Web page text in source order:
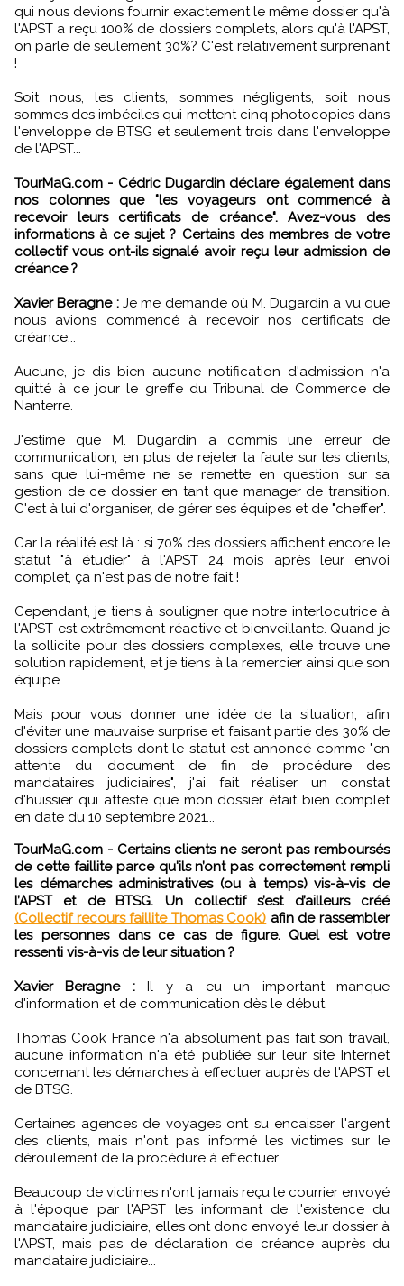
qui nous devions fournir exactement le même dossier qu'à
l'APST a reçu 100% de dossiers complets, alors qu'à l'APST,
on parle de seulement 30%? C'est relativement surprenant
!
Soit nous, les clients, sommes négligents, soit nous
sommes des imbéciles qui mettent cinq photocopies dans
l'enveloppe de BTSG et seulement trois dans l'enveloppe
de l'APST...
TourMaG.com - Cédric Dugardin déclare également dans
nos colonnes que "les voyageurs ont commencé à
recevoir leurs certificats de créance". Avez-vous des
informations à ce sujet ? Certains des membres de votre
collectif vous ont-ils signalé avoir reçu leur admission de
créance ?
Xavier Beragne :Je me demande où M. Dugardin a vu que
nous avions commencé à recevoir nos certificats de
créance...
Aucune, je dis bien aucune notification d'admission n'a
quitté à ce jour le greffe du Tribunal de Commerce de
Nanterre.
J'estime que M. Dugardin a commis une erreur de
communication, en plus de rejeter la faute sur les clients,
sans que lui-même ne se remette en question sur sa
gestion de ce dossier en tant que manager de transition.
C'est à lui d'organiser, de gérer ses équipes et de "cheffer".
Car la réalité est là : si 70% des dossiers affichent encore le
statut "à étudier" à l'APST 24 mois après leur envoi
complet, ça n'est pas de notre fait !
Cependant, je tiens à souligner que notre interlocutrice à
l'APST est extrêmement réactive et bienveillante. Quand je
la sollicite pour des dossiers complexes, elle trouve une
solution rapidement, et je tiens à la remercier ainsi que son
équipe.
Mais pour vous donner une idée de la situation, afin
d'éviter une mauvaise surprise et faisant partie des 30% de
dossiers complets dont le statut est annoncé comme "en
attente du document de fin de procédure des
mandataires judiciaires", j'ai fait réaliser un constat
d'huissier qui atteste que mon dossier était bien complet
en date du 10 septembre 2021...
TourMaG.com - Certains clients ne seront pas remboursés
de cette faillite parce qu'ils n’ont pas correctement rempli
les démarches administratives (ou à temps) vis-à-vis de
l’APST et de BTSG. Un collectif s’est d’ailleurs créé
(Collectif recours faillite Thomas Cook) afin de rassembler
les personnes dans ce cas de figure. Quel est votre
ressenti vis-à-vis de leur situation ?
Xavier Beragne :Il y a eu un important manque
d'information et de communication dès le début.
Thomas Cook France n'a absolument pas fait son travail,
aucune information n'a été publiée sur leur site Internet
concernant les démarches à effectuer auprès de l'APST et
de BTSG.
Certaines agences de voyages ont su encaisser l'argent
des clients, mais n'ont pas informé les victimes sur le
déroulement de la procédure à effectuer...
Beaucoup de victimes n'ont jamais reçu le courrier envoyé
à l'époque par l'APST les informant de l'existence du
mandataire judiciaire, elles ont donc envoyé leur dossier à
l'APST, mais pas de déclaration de créance auprès du
mandataire judiciaire...